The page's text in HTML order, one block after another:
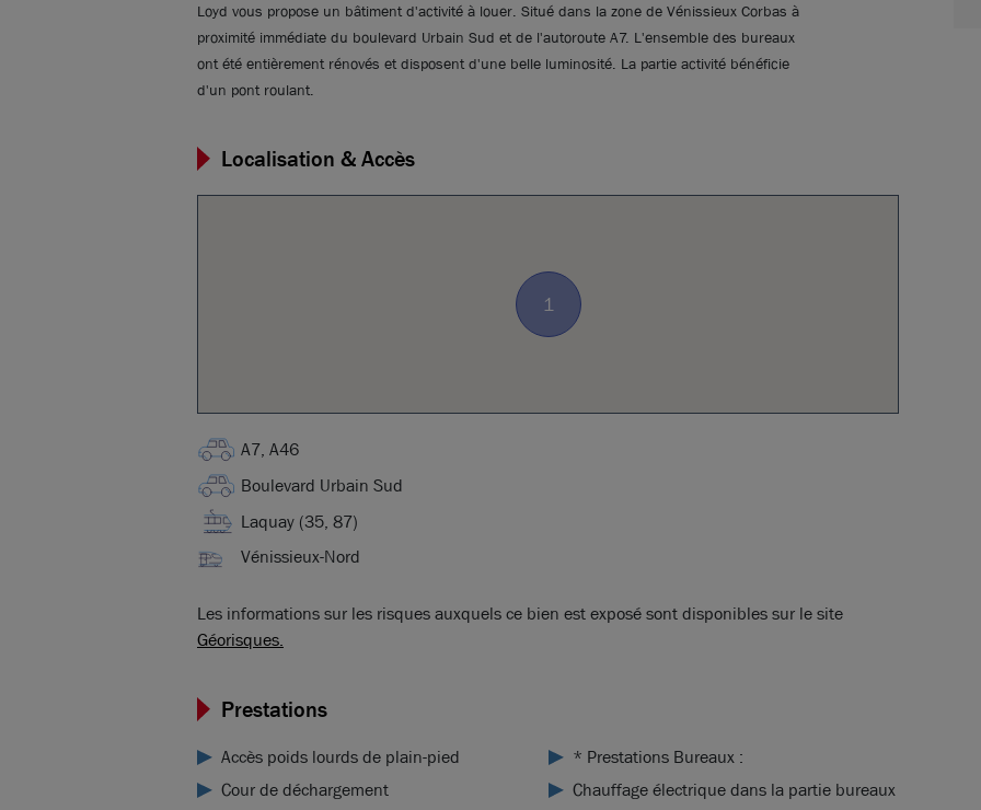
Loyd vous propose un bâtiment d'activité à louer. Situé dans la zone de Vénissieux Corbas à
proximité immédiate du boulevard Urbain Sud et de l'autoroute A7. L'ensemble des bureaux
ont été entièrement rénovés et disposent d'une belle luminosité. La partie activité bénéficie
d'un pont roulant.
Localisation & Accès
1
A7, A46
Boulevard Urbain Sud
Laquay (35, 87)
Vénissieux-Nord
Les informations sur les risques auxquels ce bien est exposé sont disponibles sur le site
Géorisques.
Prestations
Accès poids lourds de plain-pied
Cour de déchargement
* Prestations Bureaux :
Chauffage électrique dans la partie bureaux